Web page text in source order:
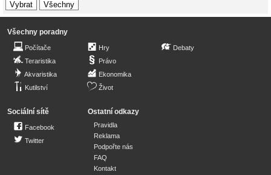
Všechny poradny
Počítače
Teraristika
Akvaristika
Kutilství
Hry
Právo
Ekonomika
Život
Debaty
Sociální sítě
Facebook
Twitter
Ostatní odkazy
Pravidla
Reklama
Podpořte nás
FAQ
Kontakt